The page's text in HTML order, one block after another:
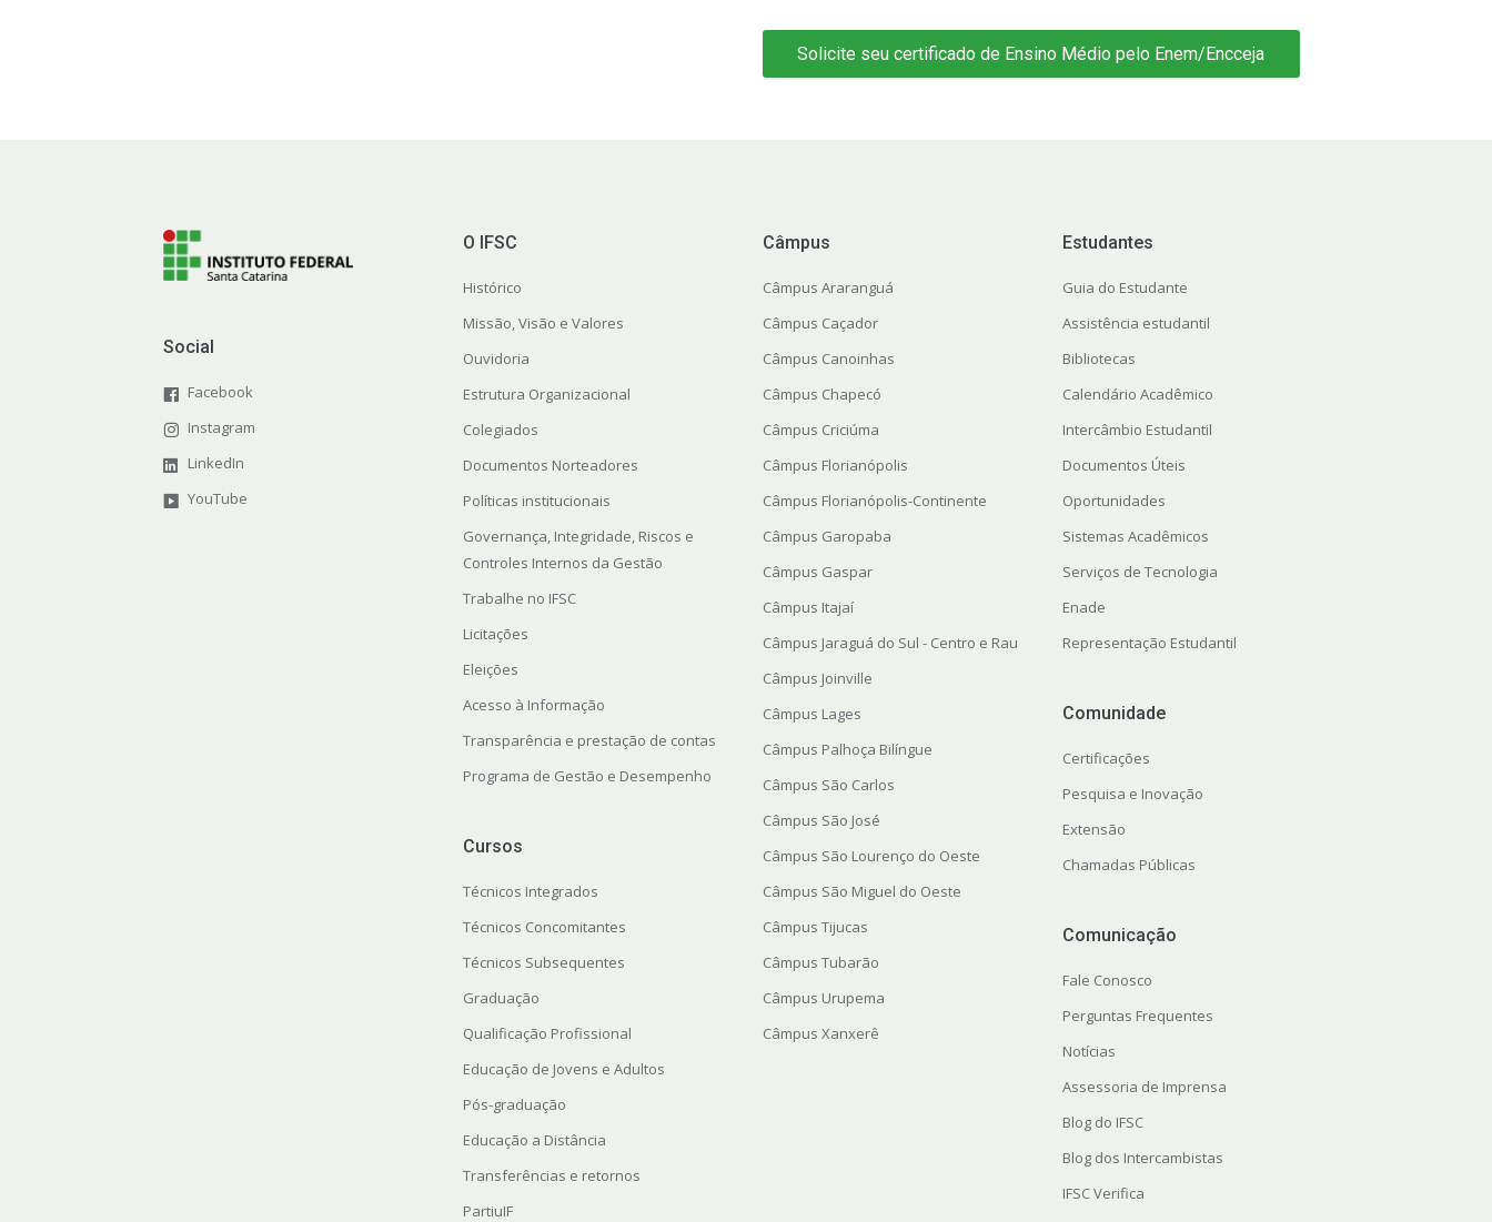
Solicite seu certificado de Ensino Médio pelo Enem/Encceja
Social
Facebook
Instagram
LinkedIn
YouTube
O IFSC
Histórico
Missão, Visão e Valores
Ouvidoria
Estrutura Organizacional
Colegiados
Documentos Norteadores
Políticas institucionais
Governança, Integridade, Riscos e
Controles Internos da Gestão
Trabalhe no IFSC
Licitações
Eleições
Acesso à Informação
Transparência e prestação de contas
Programa de Gestão e Desempenho
Cursos
Técnicos Integrados
Técnicos Concomitantes
Técnicos Subsequentes
Graduação
Qualificação Profissional
Educação de Jovens e Adultos
Pós-graduação
Educação a Distância
Transferências e retornos
PartiuIF
Câmpus
Câmpus Araranguá
Câmpus Caçador
Câmpus Canoinhas
Câmpus Chapecó
Câmpus Criciúma
Câmpus Florianópolis
Câmpus Florianópolis-Continente
Câmpus Garopaba
Câmpus Gaspar
Câmpus Itajaí
Câmpus Jaraguá do Sul - Centro e Rau
Câmpus Joinville
Câmpus Lages
Câmpus Palhoça Bilíngue
Câmpus São Carlos
Câmpus São José
Câmpus São Lourenço do Oeste
Câmpus São Miguel do Oeste
Câmpus Tijucas
Câmpus Tubarão
Câmpus Urupema
Câmpus Xanxerê
Estudantes
Guia do Estudante
Assistência estudantil
Bibliotecas
Calendário Acadêmico
Intercâmbio Estudantil
Documentos Úteis
Oportunidades
Sistemas Acadêmicos
Serviços de Tecnologia
Enade
Representação Estudantil
Comunidade
Certificações
Pesquisa e Inovação
Extensão
Chamadas Públicas
Comunicação
Fale Conosco
Perguntas Frequentes
Notícias
Assessoria de Imprensa
Blog do IFSC
Blog dos Intercambistas
IFSC Verifica